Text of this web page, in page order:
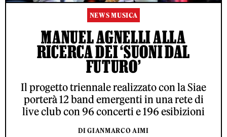
NEWS MUSICA
MANUEL AGNELLI ALLA
RICERCA DEI ‘SUONI DAL
FUTURO’
Il progetto triennale realizzato con la Siae
porterà 12 band emergenti in una rete di
live club con 96 concerti e 196 esibizioni
DI GIANMARCO AIMI